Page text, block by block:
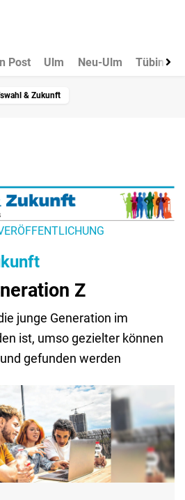
Post Ulm Neu-Ulm Tübingen
& Zukunft
Z
junge Generation im
ist, umso gezielter können
gefunden werden